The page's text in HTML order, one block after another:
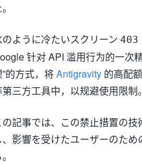
ように冷たいスクリーン 403
针对 API 滥用行为的一次
的方式，将Antigravity 的高配
三方工具中，以规避使用限制。
の記事では、この禁止措置の
、影響を受けたユーザーのた